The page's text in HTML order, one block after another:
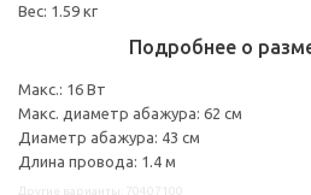
Вес: 1.59 кг
Подробнее о
Макс.: 16 Вт
Макс. диаметр абажура: 62 см
Диаметр абажура: 43 см
Длина провода: 1.4 м